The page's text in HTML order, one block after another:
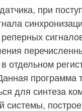
при
отдельном
программа
для синтеза
системы,